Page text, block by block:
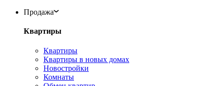
Продажа
Квартиры
Квартиры
Квартиры в новых домах
Новостройки
Комнаты